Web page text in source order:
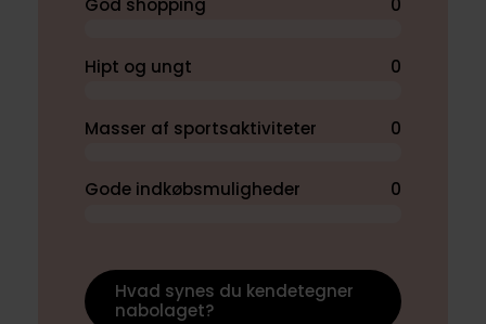
Hipt og ungt 0
Masser af sportsaktiviteter 0
Gode indkøbsmuligheder 0
Hvad synes du kendetegner
nabolaget?